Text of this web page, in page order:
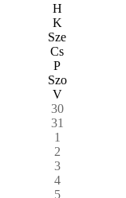
H
K
Sze
Cs
P
Szo
V
30
31
1
2
3
4
5